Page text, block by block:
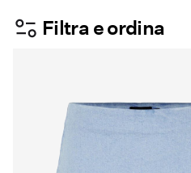
Filtra e ordina